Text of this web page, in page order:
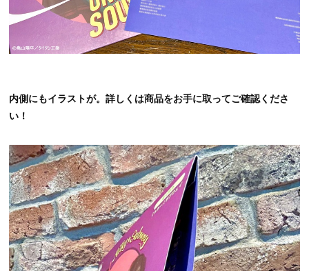
内側にもイラストが。詳しくは商品をお手に取ってご確認くださ
い！